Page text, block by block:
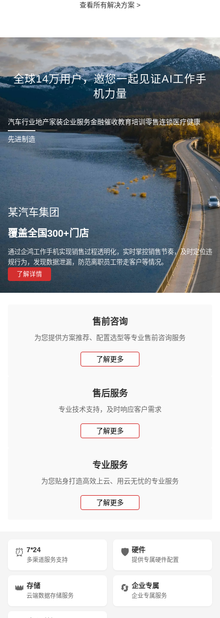
发现数据泄漏，防范离职员工带
走客户等情况。
检分析。处理投诉可随时调取服
务数据佐证。
查看所有解决方案 >
全球14万用户，邀您一起见证AI工作手
机力量
汽车行业地产家装企业服务金融催收教育培训零售连锁医疗健康
先进制造
某汽车集团
覆盖全国300+门店
通过企鸿工作手机实现销售过程透明化，实时掌控销售节奏，及时定位违
规行为，发现数据泄漏，防范离职员工带走客户等情况。
了解详情
售前咨询
为您提供方案推荐、配置选型等专业售前咨询服务
了解更多
售后服务
专业技术支持，及时响应客户需求
了解更多
专业服务
为您贴身打造高效上云、用云无忧的专业服务
了解更多
⏰ 7*24
多渠道服务支持
🛡️ 硬件
提供专属硬件配置
👑 存储
云端数据存储服务
🔄 企业专属
企业专属服务